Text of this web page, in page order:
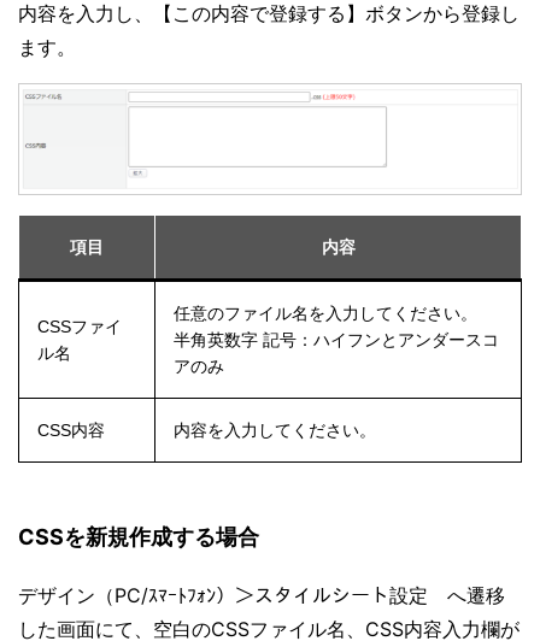
内容を入力し、【この内容で登録する】ボタンから登録し
ます。
項目 内容
CSSファイ
ル名
任意のファイル名を入力してください。
半角英数字 記号：ハイフンとアンダースコ
アのみ
CSS内容 内容を入力してください。
CSSを新規作成する場合
デザイン（PC/ｽﾏｰﾄﾌｫﾝ）＞スタイルシート設定 へ遷移
した画面にて、空白のCSSファイル名、CSS内容入力欄が